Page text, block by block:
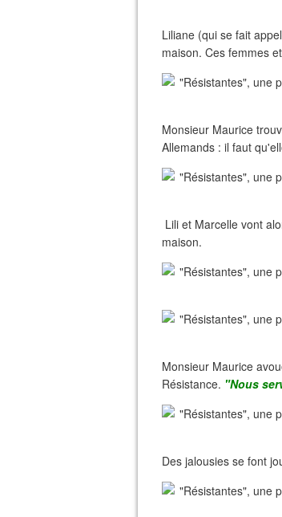
Liliane (qui se fait
maison. Ces femmes
Monsieur Maurice
Allemands : il faut
Lili et Marcelle vont
maison.
Monsieur Maurice
Résistance. "Nous
Des jalousies se font